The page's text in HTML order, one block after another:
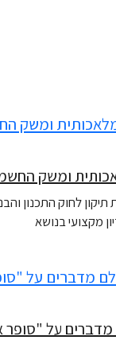
ומשק
לחוק התכנון
מקצועי בנושא
מדברים על "סופר